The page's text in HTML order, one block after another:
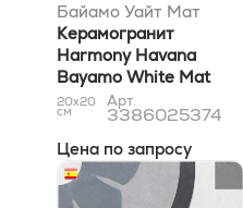
Байамо Уайт Мат
22,3x22,3
Керамогранит
Harmony Havana
Bayamo White Mat
22,3x22,3
20x20
см
Арт.
3386025374
Цена по запросу